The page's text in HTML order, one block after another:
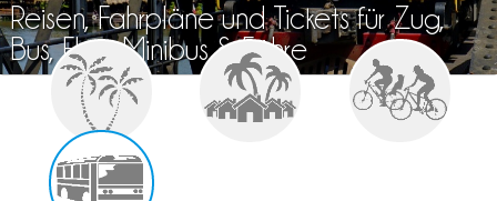
Reisen, Fahrpläne und Tickets für Zug,
Bus, Flug, Minibus & Fähre